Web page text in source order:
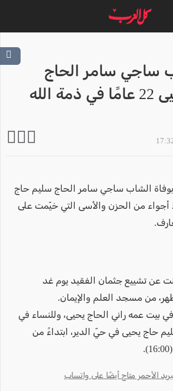
ساجي سامر الحاج
الشاب ساجي سامر الحاج سليم حاج
وسط أجواء من الحزن والأسى التي خيّمت على
عن تشييع جثمان الفقيد يوم غد
من مسجد العلم والإيمان.
بيت عمه راني الحاج يحيى، وللنساء في
حاج يحيى في حيّ الدير، ابتداءً من
الأحمر متاح أيضًا على واتساب